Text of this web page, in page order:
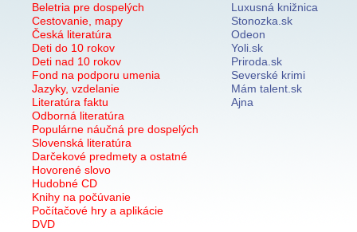
Beletria pre dospelých
Cestovanie, mapy
Česká literatúra
Deti do 10 rokov
Deti nad 10 rokov
Fond na podporu umenia
Jazyky, vzdelanie
Literatúra faktu
Odborná literatúra
Populárne náučná pre dospelých
Slovenská literatúra
Darčekové predmety a ostatné
Hovorené slovo
Hudobné CD
Knihy na počúvanie
Počítačové hry a aplikácie
DVD
Luxusná knižnica
Stonozka.sk
Odeon
Yoli.sk
Priroda.sk
Severské krimi
Mám talent.sk
Ajna